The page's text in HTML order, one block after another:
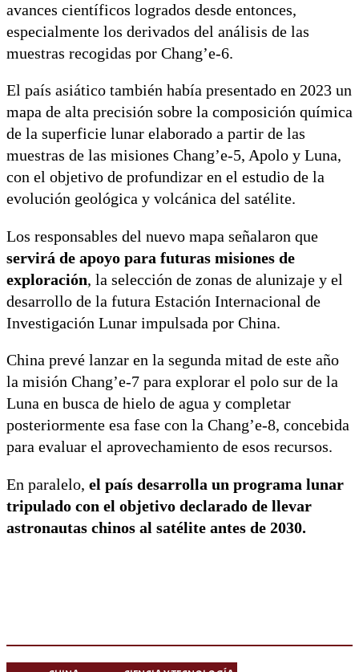
avances científicos logrados desde entonces,
especialmente los derivados del análisis de las
muestras recogidas por Chang’e-6.
El país asiático también había presentado en 2023 un
mapa de alta precisión sobre la composición química
de la superficie lunar elaborado a partir de las
muestras de las misiones Chang’e-5, Apolo y Luna,
con el objetivo de profundizar en el estudio de la
evolución geológica y volcánica del satélite.
Los responsables del nuevo mapa señalaron que
servirá de apoyo para futuras misiones de
exploración, la selección de zonas de alunizaje y el
desarrollo de la futura Estación Internacional de
Investigación Lunar impulsada por China.
China prevé lanzar en la segunda mitad de este año
la misión Chang’e-7 para explorar el polo sur de la
Luna en busca de hielo de agua y completar
posteriormente esa fase con la Chang’e-8, concebida
para evaluar el aprovechamiento de esos recursos.
En paralelo, el país desarrolla un programa lunar
tripulado con el objetivo declarado de llevar
astronautas chinos al satélite antes de 2030.